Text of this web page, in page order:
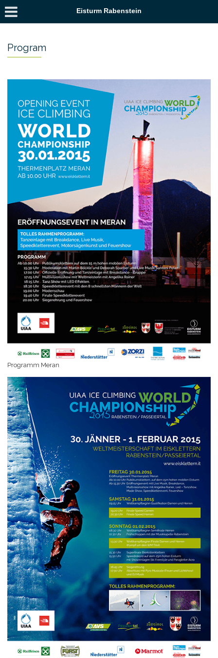
Eisturm Rabenstein
Program
Programm Meran